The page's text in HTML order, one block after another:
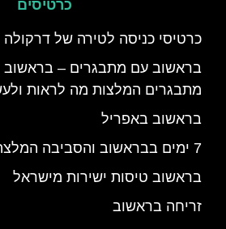
כרטיסים
כרטיסי כניסה לטירה של דרקולה
בראשוב עם מתבגרים – בראשוב
מתבגרים המלצות מה לראות
בראשוב באפריל
7 ימים בבראשוב והסביבה המלצה למסלול טיול
בראשוב טיסות ישירות מישראל
זריחה בראשוב